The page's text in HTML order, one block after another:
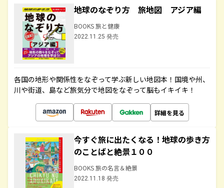
地球のなぞり方 旅地図 アジア編
BOOKS 旅と健康
2022.11.25 発売
各国の地形や関係性をなぞって学ぶ新しい地図本！国境や州、
川や街道、島など旅気分で地図をなぞって脳もイキイキ！
詳細を見る
今すぐ旅に出たくなる！地球の歩き方
のことばと絶景１００
BOOKS 旅の名言＆絶景
2022.11.18 発売